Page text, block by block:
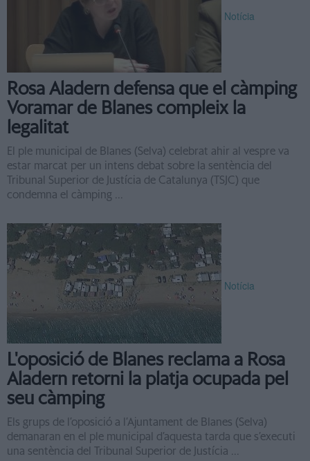
Notícia
Rosa Aladern defensa que el càmping
Voramar de Blanes compleix la
legalitat
El ple municipal de Blanes (Selva) celebrat ahir al vespre va
estar marcat per un intens debat sobre la sentència del
Tribunal Superior de Justícia de Catalunya (TSJC) que
condemna el càmping ...
Notícia
L'oposició de Blanes reclama a Rosa
Aladern retorni la platja ocupada pel
seu càmping
Els grups de l’oposició a l’Ajuntament de Blanes (Selva)
demanaran en el ple municipal d’aquesta tarda que s’executi
una sentència del Tribunal Superior de Justícia ...